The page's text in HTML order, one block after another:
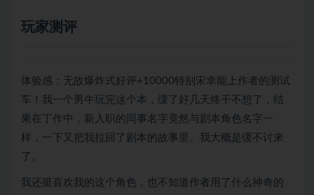
玩家测评
体验感：无故爆炸式好评+10000特别宋幸能上作者的测试
车！我一个男牛玩完这个本，缓了好几天终干不想了，结
果在丁作中，新入职的同事名字竟然与剧本角色名字一
样，一下又把我拉回了剧本的故事里。我大概是缓不讨来
了。
我还挺喜欢我的这个角色，也不知道作者用了什么神奇的